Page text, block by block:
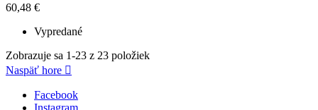
60,48 €
Vypredané
Zobrazuje sa 1-23 z 23 položiek
Naspäť hore 
Facebook
Instagram